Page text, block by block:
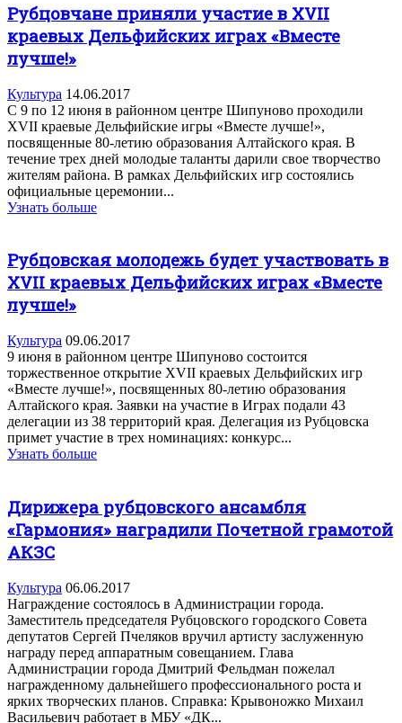
Рубцовчане приняли участие в XVII
краевых Дельфийских играх «Вместе
лучше!»
Культура 14.06.2017
С 9 по 12 июня в районном центре Шипуново проходили
XVII краевые Дельфийские игры «Вместе лучше!»,
посвященные 80-летию образования Алтайского края. В
течение трех дней молодые таланты дарили свое творчество
жителям района. В рамках Дельфийских игр состоялись
официальные церемонии...
Узнать больше
Рубцовская молодежь будет участвовать в
XVII краевых Дельфийских играх «Вместе
лучше!»
Культура 09.06.2017
9 июня в районном центре Шипуново состоится
торжественное открытие XVII краевых Дельфийских игр
«Вместе лучше!», посвященных 80-летию образования
Алтайского края. Заявки на участие в Играх подали 43
делегации из 38 территорий края. Делегация из Рубцовска
примет участие в трех номинациях: конкурс...
Узнать больше
Дирижера рубцовского ансамбля
«Гармония» наградили Почетной грамотой
АКЗС
Культура 06.06.2017
Награждение состоялось в Администрации города.
Заместитель председателя Рубцовского городского Совета
депутатов Сергей Пчеляков вручил артисту заслуженную
награду перед аппаратным совещанием. Глава
Администрации города Дмитрий Фельдман пожелал
награжденному дальнейшего профессионального роста и
ярких творческих планов. Справка: Крывоножко Михаил
Васильевич работает в МБУ «ДК...